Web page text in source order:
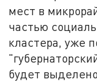
мест в
частью
кластера, уже
будет